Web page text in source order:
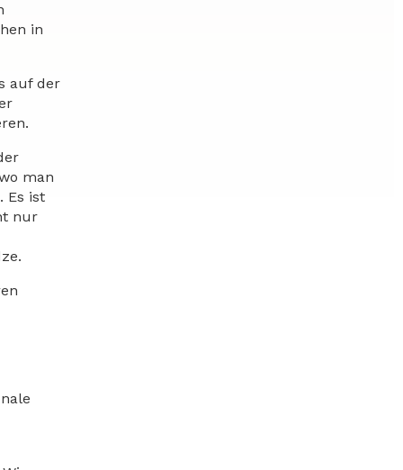
in
auf der
man
Es ist
nur